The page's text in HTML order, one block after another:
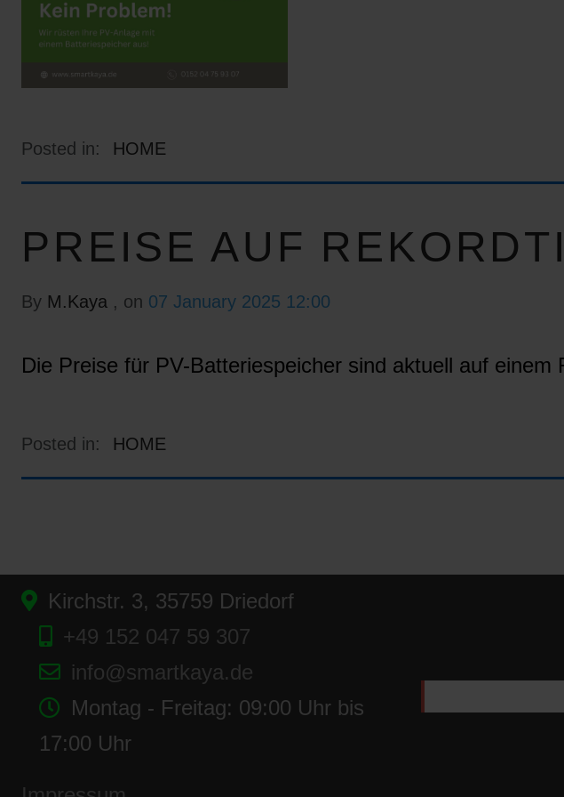
Posted in: HOME
PREISE AUF
By M.Kaya , on 07 January 2025 12:00
Die Preise für PV-Batteriespeicher sind aktuell auf
Posted in: HOME
Kirchstr. 3, 35759 Driedorf
+49 152 047 59 307
info@smartkaya.de
Montag - Freitag: 09:00 Uhr bis
17:00 Uhr